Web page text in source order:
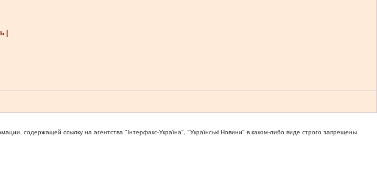
|
содержащей ссылку на агентства "Iнтерфакс-Україна", "Українськi Новини" в каком-либо виде строго запрещены